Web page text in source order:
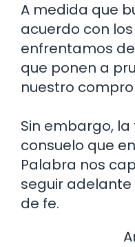
A medida que
acuerdo con
enfrentamos
que ponen a
nuestro
Sin embargo,
consuelo que
Palabra nos
seguir
de fe.